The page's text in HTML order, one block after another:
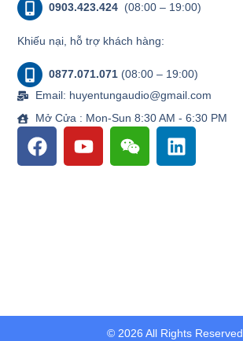
0903.423.424 (08:00 – 19:00)
Khiếu nại, hỗ trợ khách hàng:
0877.071.071 (08:00 – 19:00)
Email: huyentungaudio@gmail.com
Mở Cửa : Mon-Sun 8:30 AM - 6:30 PM
© 2026 All Rights Reserved.